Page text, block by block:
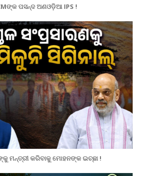
ପସନ୍ଦ ଅଣଓଡ଼ିଆ IPS !
ମନ୍ତ୍ରୀ କରିବାକୁ ମୋହନଙ୍କ ଇଚ୍ଛା !